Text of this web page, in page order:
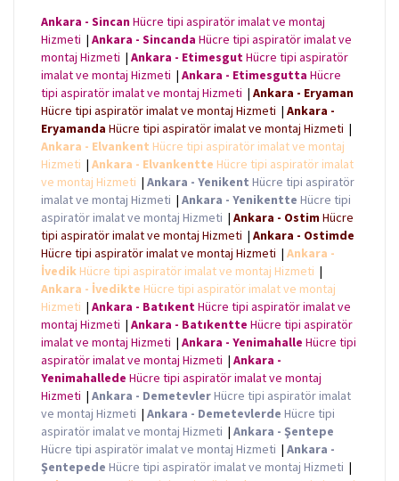
o
o
k
e
r
A
p
p
n
g
e
r
Ankara - SincanHücre tipi aspiratör imalat ve montaj
Hizmeti | Ankara - Sincanda Hücre tipi aspiratör imalat ve
montaj Hizmeti | Ankara - EtimesgutHücre tipi aspiratör
imalat ve montaj Hizmeti | Ankara - Etimesgutta Hücre
tipi aspiratör imalat ve montaj Hizmeti | Ankara - Eryaman
Hücre tipi aspiratör imalat ve montaj Hizmeti | Ankara -
Eryamanda Hücre tipi aspiratör imalat ve montaj Hizmeti |
Ankara - Elvankent Hücre tipi aspiratör imalat ve montaj
Hizmeti | Ankara - Elvankentte Hücre tipi aspiratör imalat
ve montaj Hizmeti | Ankara - Yenikent Hücre tipi aspiratör
imalat ve montaj Hizmeti | Ankara - Yenikentte Hücre tipi
aspiratör imalat ve montaj Hizmeti | Ankara - OstimHücre
tipi aspiratör imalat ve montaj Hizmeti | Ankara - Ostimde
Hücre tipi aspiratör imalat ve montaj Hizmeti | Ankara -
İvedik Hücre tipi aspiratör imalat ve montaj Hizmeti |
Ankara - İvedikte Hücre tipi aspiratör imalat ve montaj
Hizmeti | Ankara - BatıkentHücre tipi aspiratör imalat ve
montaj Hizmeti | Ankara - Batıkentte Hücre tipi aspiratör
imalat ve montaj Hizmeti | Ankara - Yenimahalle Hücre tipi
aspiratör imalat ve montaj Hizmeti | Ankara -
Yenimahallede Hücre tipi aspiratör imalat ve montaj
Hizmeti | Ankara - DemetevlerHücre tipi aspiratör imalat
ve montaj Hizmeti | Ankara - Demetevlerde Hücre tipi
aspiratör imalat ve montaj Hizmeti | Ankara - Şentepe
Hücre tipi aspiratör imalat ve montaj Hizmeti | Ankara -
Şentepede Hücre tipi aspiratör imalat ve montaj Hizmeti |